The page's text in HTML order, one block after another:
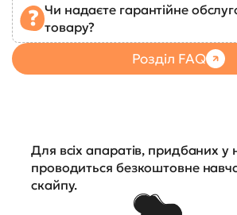
Чи надаєте гарантійне
товару?
Розділ FAQ
Для всіх апаратів, придбаних у
проводиться безкоштовне
скайпу.